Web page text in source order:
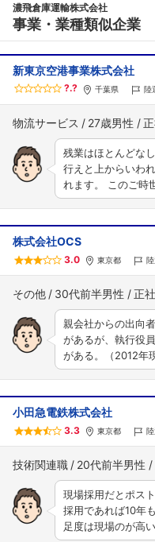
濃飛倉庫運輸株式会社
事業・業種類似企業
新東京空港事業株式会社
?.? 千葉県 陸
物流サービス 27歳男性
残業はほとんどな
行えと上からいわ
れます。 このご時
株式会社OCS
3.0 東京都
その他 30代前半男性 正
親会社からの出向
があるが、執行役
がある。（2012年
小田急電鉄株式会社
3.3 東京都
技術関連職 20代前半男性
現場採用だとポス
採用であれば10年
足度は現場のが高